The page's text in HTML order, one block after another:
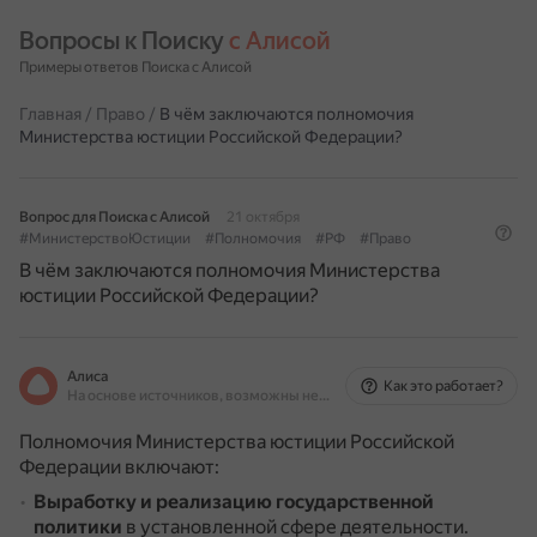
Вопросы к Поиску с Алисой
Примеры ответов Поиска с Алисой
Главная / Право / В чём заключаются полномочия
Министерства юстиции Российской Федерации?
Вопрос для Поиска с Алисой
21 октября
#МинистерствоЮстиции
#Полномочия #РФ #Право
В чём заключаются полномочия Министерства
юстиции Российской Федерации?
Алиса
На основе источников, возможны неточности
Как это работает?
Полномочия Министерства юстиции Российской
Федерации включают:
Выработку и реализацию государственной
политики в установленной сфере деятельности.